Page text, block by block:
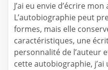
J’ai eu envie d’écrire
L’autobiographie peut
formes, mais elle
caractéristiques, une
personnalité de l’auteur
cette autobiographie, j’ai